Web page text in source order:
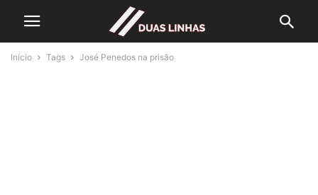
Início Tags José Penedos na prisão